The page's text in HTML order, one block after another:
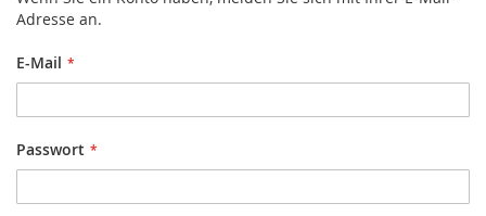
Adresse an.
E-Mail
Passwort